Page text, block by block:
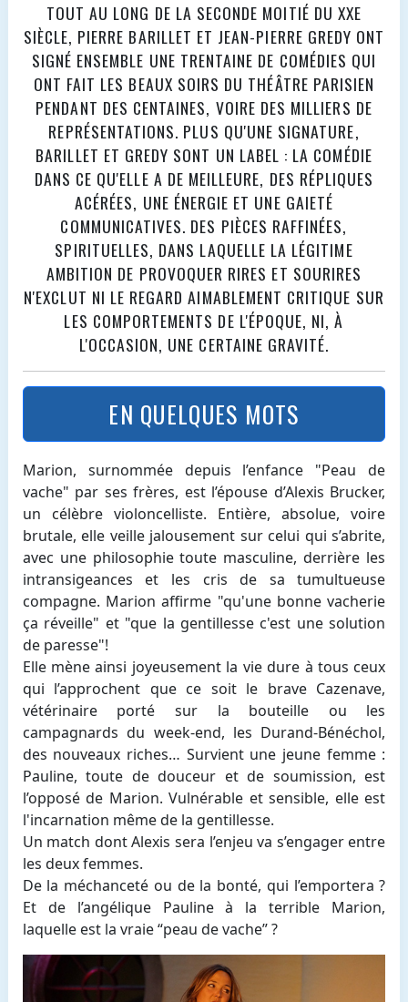
TOUT AU LONG DE LA SECONDE MOITIÉ DU XXE
SIÈCLE, PIERRE BARILLET ET JEAN-PIERRE GREDY ONT
SIGNÉ ENSEMBLE UNE TRENTAINE DE COMÉDIES QUI
ONT FAIT LES BEAUX SOIRS DU THÉÂTRE PARISIEN
PENDANT DES CENTAINES, VOIRE DES MILLIERS DE
REPRÉSENTATIONS. PLUS QU'UNE SIGNATURE,
BARILLET ET GREDY SONT UN LABEL : LA COMÉDIE
DANS CE QU'ELLE A DE MEILLEURE, DES RÉPLIQUES
ACÉRÉES, UNE ÉNERGIE ET UNE GAIETÉ
COMMUNICATIVES. DES PIÈCES RAFFINÉES,
SPIRITUELLES, DANS LAQUELLE LA LÉGITIME
AMBITION DE PROVOQUER RIRES ET SOURIRES
N'EXCLUT NI LE REGARD AIMABLEMENT CRITIQUE SUR
LES COMPORTEMENTS DE L'ÉPOQUE, NI, À
L'OCCASION, UNE CERTAINE GRAVITÉ.
EN QUELQUES MOTS
Marion, surnommée depuis l’enfance "Peau de
vache" par ses frères, est l’épouse d’Alexis Brucker,
un célèbre violoncelliste. Entière, absolue, voire
brutale, elle veille jalousement sur celui qui s’abrite,
avec une philosophie toute masculine, derrière les
intransigeances et les cris de sa tumultueuse
compagne. Marion affirme "qu'une bonne vacherie
ça réveille" et "que la gentillesse c'est une solution
de paresse"!
Elle mène ainsi joyeusement la vie dure à tous ceux
qui l’approchent que ce soit le brave Cazenave,
vétérinaire porté sur la bouteille ou les
campagnards du week-end, les Durand-Bénéchol,
des nouveaux riches… Survient une jeune femme :
Pauline, toute de douceur et de soumission, est
l’opposé de Marion. Vulnérable et sensible, elle est
l'incarnation même de la gentillesse.
Un match dont Alexis sera l’enjeu va s’engager entre
les deux femmes.
De la méchanceté ou de la bonté, qui l’emportera ?
Et de l’angélique Pauline à la terrible Marion,
laquelle est la vraie “peau de vache” ?